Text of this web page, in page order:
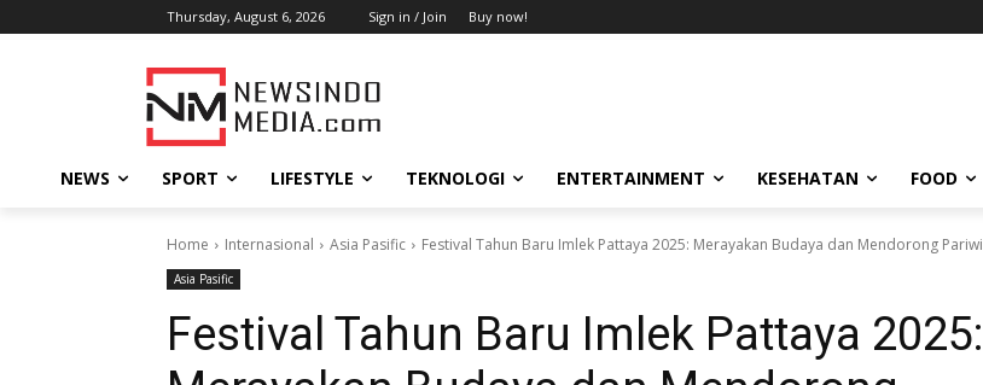
Thursday, August 6, 2026 Sign in / Join Buy now!
NEWS SPORT LIFESTYLE TEKNOLOGI ENTERTAINMENT KESEHATAN FOOD
Home Internasional Asia Pasific Festival Tahun Baru Imlek Pattaya 2025: Merayakan Budaya dan Mendorong
Asia Pasific
Festival Tahun Baru Imlek Pattaya 2025: